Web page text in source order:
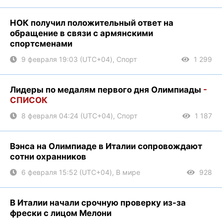
НОК получил положительный ответ на
обращение в связи с армянскими
спортсменами
9 февраля 19:03 (UTC+04), Спорт 1 299
Лидеры по медалям первого дня Олимпиады -
СПИСОК
8 февраля 04:24 (UTC+04), Спорт 1 187
Вэнса на Олимпиаде в Италии сопровождают
сотни охранников
6 февраля 15:52 (UTC+04), В мире 928
В Италии начали срочную проверку из-за
фрески с лицом Мелони